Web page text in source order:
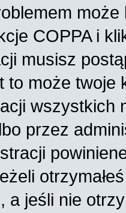
COPPA i
musisz
to może twoje
wszystkich
przez
a jeśli nie